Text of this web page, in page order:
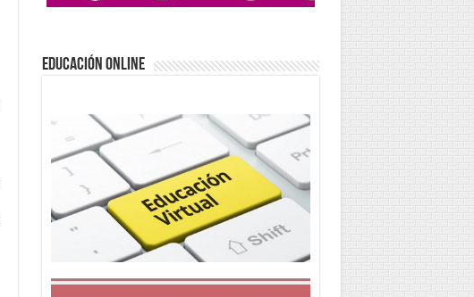
EDUCACIÓN ONLINE